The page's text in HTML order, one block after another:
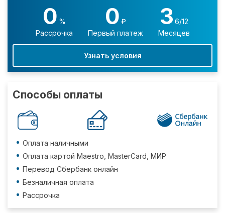
0 %
Рассрочка
0 ₽
Первый платеж
3 6/12
Месяцев
Узнать условия
Способы оплаты
Оплата наличными
Оплата картой Maestro, MasterCard, МИР
Перевод Сбербанк онлайн
Безналичная оплата
Рассрочка